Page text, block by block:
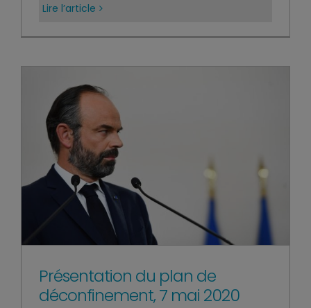
Lire l’article
Présentation du plan de
déconfinement, 7 mai 2020